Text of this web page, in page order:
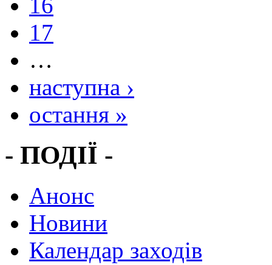
17
…
наступна ›
остання »
- ПОДІЇ -
Анонс
Новини
Календар заходів